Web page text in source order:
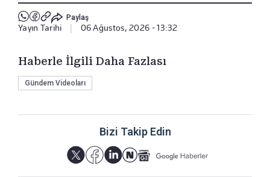
Paylaş
Yayın Tarihi 06 Ağustos, 2026 - 13:32
Haberle İlgili Daha Fazlası
Gündem Videoları
Bizi Takip Edin